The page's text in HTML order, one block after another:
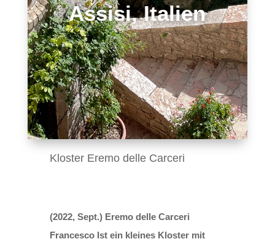
Assisi, Italien
Kloster Eremo delle Carceri
(2022, Sept.) Eremo delle Carceri
Francesco Ist ein kleines Kloster mit